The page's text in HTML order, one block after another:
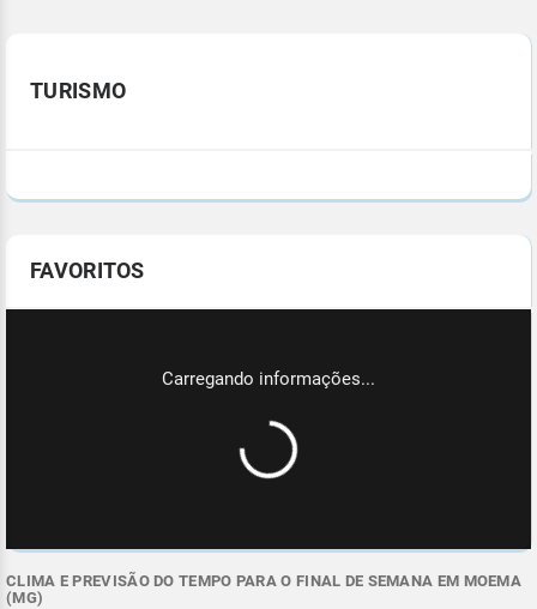
TURISMO
FAVORITOS
CLIMA E PREVISÃO DO TEMPO PARA O FINAL DE SEMANA EM MOEMA
(MG)